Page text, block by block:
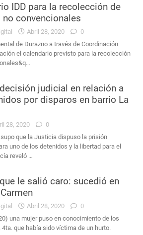
IDD para la recolección de
no convencionales
Abril 28, 2020
0
de Durazno a través de Coordinación
el calendario previsto para la recolección
judicial en relación a
por disparos en barrio La
28, 2020
0
que la Justicia dispuso la prisión
uno de los detenidos y la libertad para el
reveló …
le salió caro: sucedió en
Abril 28, 2020
0
una mujer puso en conocimiento de los
que había sido víctima de un hurto.